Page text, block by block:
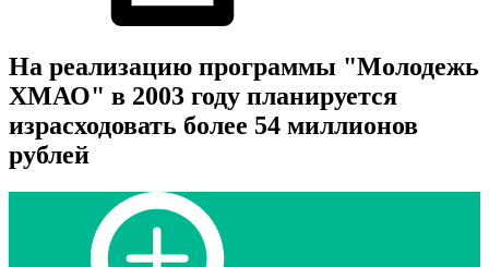
На реализацию программы "Молодежь
ХМАО" в 2003 году планируется
израсходовать более 54 миллионов
рублей